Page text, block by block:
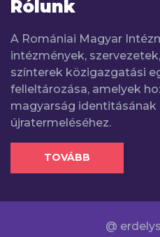
Rólunk
A Romániai Magyar
intézmények,
színterek közigazgatási
felleltározása, amelyek
magyarság
újratermeléséhez.
TOVÁBB
@